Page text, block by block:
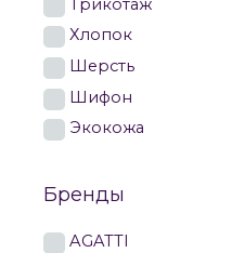
Трикотаж
Хлопок
Шерсть
Шифон
Экокожа
Бренды
AGATTI